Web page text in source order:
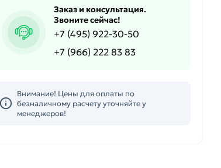
Заказ и консультация.
Звоните сейчас!
+7 (495) 922-30-50
+7 (966) 222 83 83
Внимание! Цены для оплаты по
безналичному расчету уточняйте у
менеджеров!